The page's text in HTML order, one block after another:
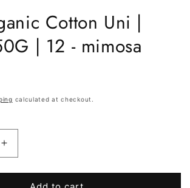
Cotton Uni |
| 12 - mimosa
calculated at checkout.
Increase
quantity
for